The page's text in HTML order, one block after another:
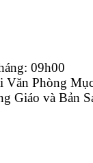
09h00
Văn Phòng
Giáo và Bản